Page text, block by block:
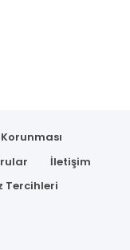
İletişim
Tercihleri